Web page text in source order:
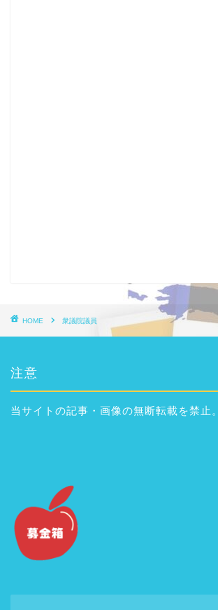
HOME 衆議院議員
注意
当サイトの記事・画像の無断転載を禁止。